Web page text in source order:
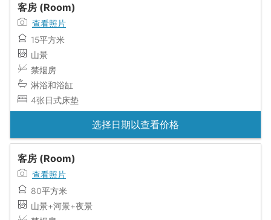
客房 (Room)
查看照片
15平方米
山景
禁烟房
淋浴和浴缸
4张日式床垫
选择日期以查看价格
客房 (Room)
查看照片
80平方米
山景+河景+夜景